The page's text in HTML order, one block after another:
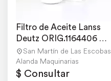
Filtro de Aceite Lanss
Deutz ORIG.1164406
4305722
San Martín de Las Escobas
Alanda Maquinarias
$ Consultar